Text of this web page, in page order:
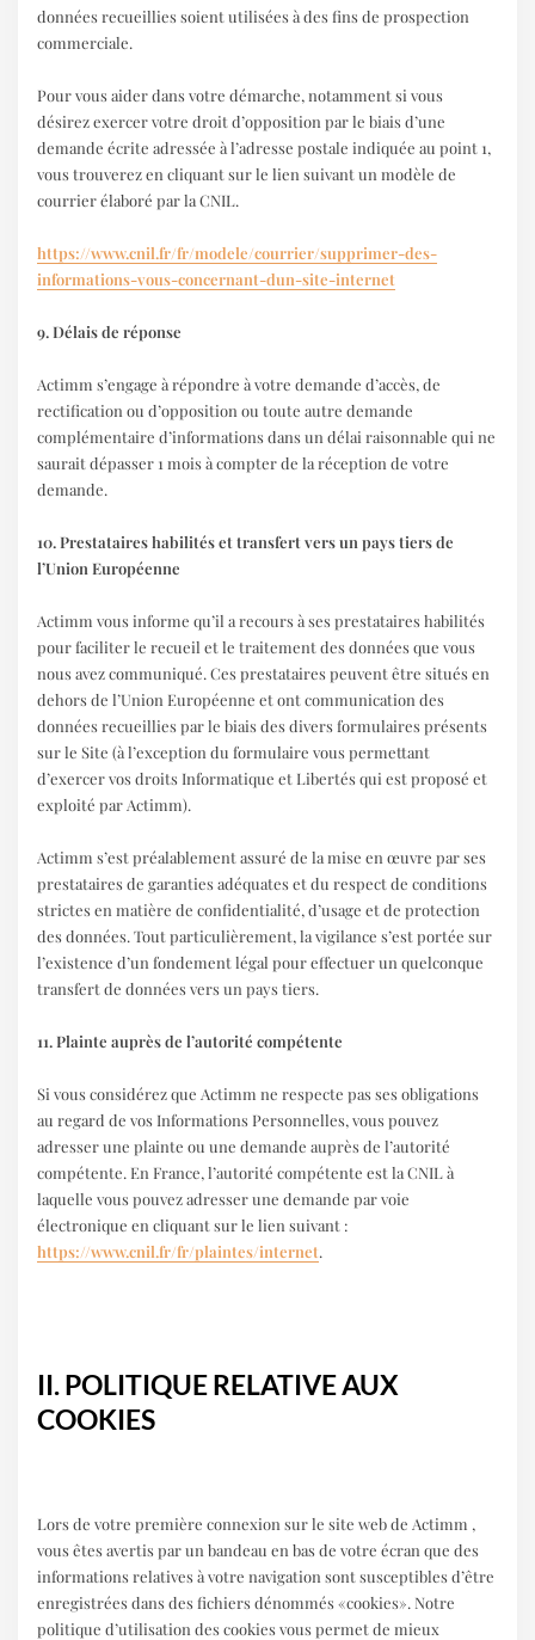
données recueillies soient utilisées à des fins de prospection
commerciale.
Pour vous aider dans votre démarche, notamment si vous
désirez exercer votre droit d’opposition par le biais d’une
demande écrite adressée à l’adresse postale indiquée au point 1,
vous trouverez en cliquant sur le lien suivant un modèle de
courrier élaboré par la CNIL.
https://www.cnil.fr/fr/modele/courrier/supprimer-des-
informations-vous-concernant-dun-site-internet
9. Délais de réponse
Actimm s’engage à répondre à votre demande d’accès, de
rectification ou d’opposition ou toute autre demande
complémentaire d’informations dans un délai raisonnable qui ne
saurait dépasser 1 mois à compter de la réception de votre
demande.
10. Prestataires habilités et transfert vers un pays tiers de
l’Union Européenne
Actimm vous informe qu’il a recours à ses prestataires habilités
pour faciliter le recueil et le traitement des données que vous
nous avez communiqué. Ces prestataires peuvent être situés en
dehors de l’Union Européenne et ont communication des
données recueillies par le biais des divers formulaires présents
sur le Site (à l’exception du formulaire vous permettant
d’exercer vos droits Informatique et Libertés qui est proposé et
exploité par Actimm).
Actimm s’est préalablement assuré de la mise en œuvre par ses
prestataires de garanties adéquates et du respect de conditions
strictes en matière de confidentialité, d’usage et de protection
des données. Tout particulièrement, la vigilance s’est portée sur
l’existence d’un fondement légal pour effectuer un quelconque
transfert de données vers un pays tiers.
11. Plainte auprès de l’autorité compétente
Si vous considérez que Actimm ne respecte pas ses obligations
au regard de vos Informations Personnelles, vous pouvez
adresser une plainte ou une demande auprès de l’autorité
compétente. En France, l’autorité compétente est la CNIL à
laquelle vous pouvez adresser une demande par voie
électronique en cliquant sur le lien suivant :
https://www.cnil.fr/fr/plaintes/internet.
II. POLITIQUE RELATIVE AUX
COOKIES
Lors de votre première connexion sur le site web de Actimm ,
vous êtes avertis par un bandeau en bas de votre écran que des
informations relatives à votre navigation sont susceptibles d’être
enregistrées dans des fichiers dénommés «cookies». Notre
politique d’utilisation des cookies vous permet de mieux